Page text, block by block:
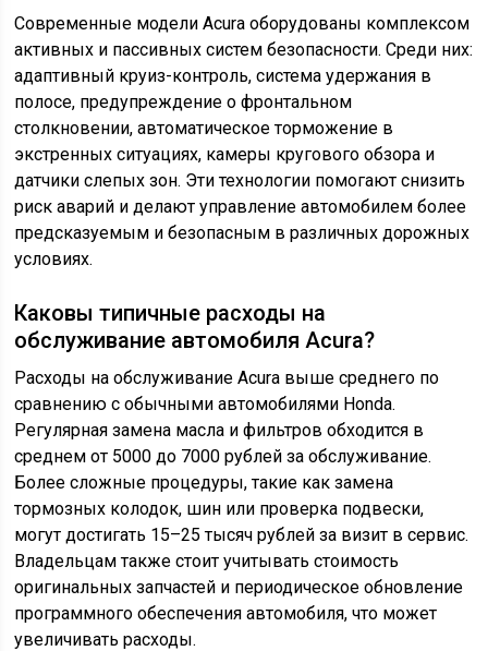
Современные модели Acura оборудованы комплексом
активных и пассивных систем безопасности. Среди них:
адаптивный круиз-контроль, система удержания в
полосе, предупреждение о фронтальном
столкновении, автоматическое торможение в
экстренных ситуациях, камеры кругового обзора и
датчики слепых зон. Эти технологии помогают снизить
риск аварий и делают управление автомобилем более
предсказуемым и безопасным в различных дорожных
условиях.
Каковы типичные расходы на
обслуживание автомобиля Acura?
Расходы на обслуживание Acura выше среднего по
сравнению с обычными автомобилями Honda.
Регулярная замена масла и фильтров обходится в
среднем от 5000 до 7000 рублей за обслуживание.
Более сложные процедуры, такие как замена
тормозных колодок, шин или проверка подвески,
могут достигать 15–25 тысяч рублей за визит в сервис.
Владельцам также стоит учитывать стоимость
оригинальных запчастей и периодическое обновление
программного обеспечения автомобиля, что может
увеличивать расходы.